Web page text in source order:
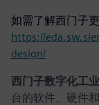
如需了解西门子
https://
design/
西门子数字化工
台的软件、硬件